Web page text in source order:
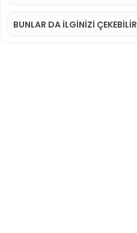
BUNLAR DA İLGINIZI ÇEKEBILIR